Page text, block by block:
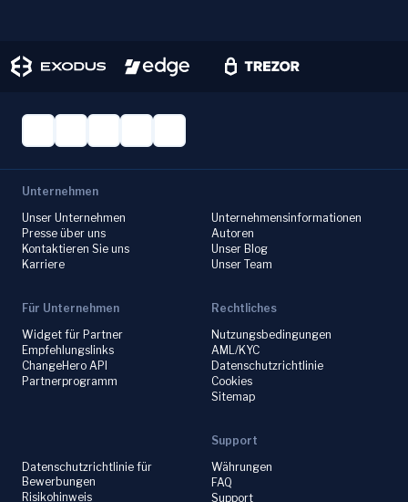
Unternehmen
Unser Unternehmen
Presse über uns
Kontaktieren Sie uns
Karriere
Unternehmensinformationen
Autoren
Unser Blog
Unser Team
Für Unternehmen
Widget für Partner
Empfehlungslinks
ChangeHero API
Partnerprogramm
Rechtliches
Nutzungsbedingungen
AML/KYC
Datenschutzrichtlinie
Cookies
Sitemap
Datenschutzrichtlinie für
Bewerbungen
Risikohinweis
Support
Währungen
FAQ
Support